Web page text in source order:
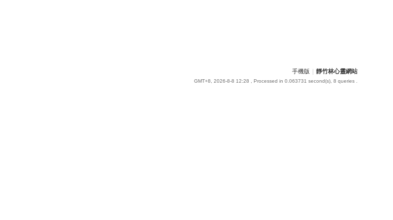
手機版 靜竹林心靈網站
GMT+8, 2026-8-8 12:28 , Processed in 0.063731 second(s), 8 queries .